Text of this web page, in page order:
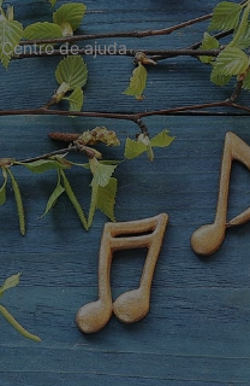
Centro de ajuda